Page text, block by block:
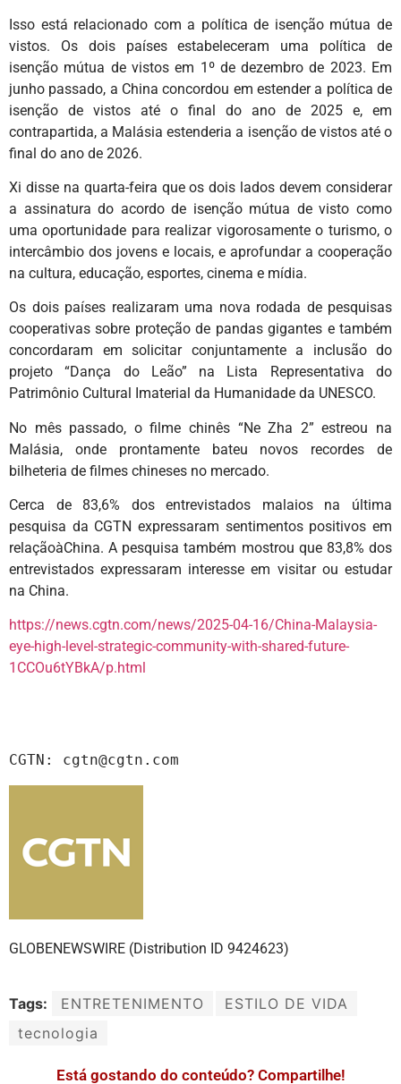
Isso está relacionado com a política de isenção mútua de
vistos. Os dois países estabeleceram uma política de
isenção mútua de vistos em 1º de dezembro de 2023. Em
junho passado, a China concordou em estender a política de
isenção de vistos até o final do ano de 2025 e, em
contrapartida, a Malásia estenderia a isenção de vistos até o
final do ano de 2026.
Xi disse na quarta-feira que os dois lados devem considerar
a assinatura do acordo de isenção mútua de visto como
uma oportunidade para realizar vigorosamente o turismo, o
intercâmbio dos jovens e locais, e aprofundar a cooperação
na cultura, educação, esportes, cinema e mídia.
Os dois países realizaram uma nova rodada de pesquisas
cooperativas sobre proteção de pandas gigantes e também
concordaram em solicitar conjuntamente a inclusão do
projeto “Dança do Leão” na Lista Representativa do
Patrimônio Cultural Imaterial da Humanidade da UNESCO.
No mês passado, o filme chinês “Ne Zha 2” estreou na
Malásia, onde prontamente bateu novos recordes de
bilheteria de filmes chineses no mercado.
Cerca de 83,6% dos entrevistados malaios na última
pesquisa da CGTN expressaram sentimentos positivos em
relaçãoàChina. A pesquisa também mostrou que 83,8% dos
entrevistados expressaram interesse em visitar ou estudar
na China.
https://news.cgtn.com/news/2025-04-16/China-Malaysia-
eye-high-level-strategic-community-with-shared-future-
1CCOu6tYBkA/p.html
CGTN: cgtn@cgtn.com
GLOBENEWSWIRE (Distribution ID 9424623)
Tags: ENTRETENIMENTO
ESTILO DE VIDA
tecnologia
Está gostando do conteúdo? Compartilhe!